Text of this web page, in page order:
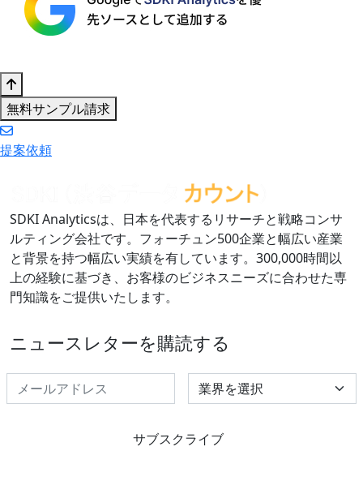
無料サンプル請求
提案依頼
SDKI Analyticsは、日本を代表するリサーチと戦略コンサ
ルティング会社です。フォーチュン500企業と幅広い産業
と背景を持つ幅広い実績を有しています。300,000時間以
上の経験に基づき、お客様のビジネスニーズに合わせた専
門知識をご提供いたします。
ニュースレターを購読する
Select Industry
サブスクライブ